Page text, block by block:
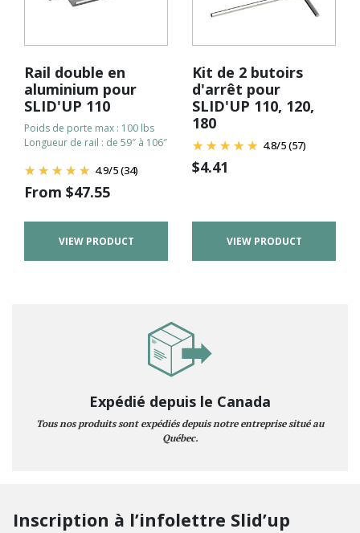
Rail double en
aluminium pour
SLID'UP 110
Poids de porte max : 100 lbs
Longueur de rail : de 59″ à 106″
4.9/5(34)
From $47.55
VIEW PRODUCT
Kit de 2 butoirs
d'arrêt pour
SLID'UP 110, 120,
180
4.8/5(57)
$4.41
VIEW PRODUCT
Expédié depuis le Canada
Tous nos produits sont expédiés depuis notre entreprise situé au
Québec.
Inscription à l’infolettre Slid’up